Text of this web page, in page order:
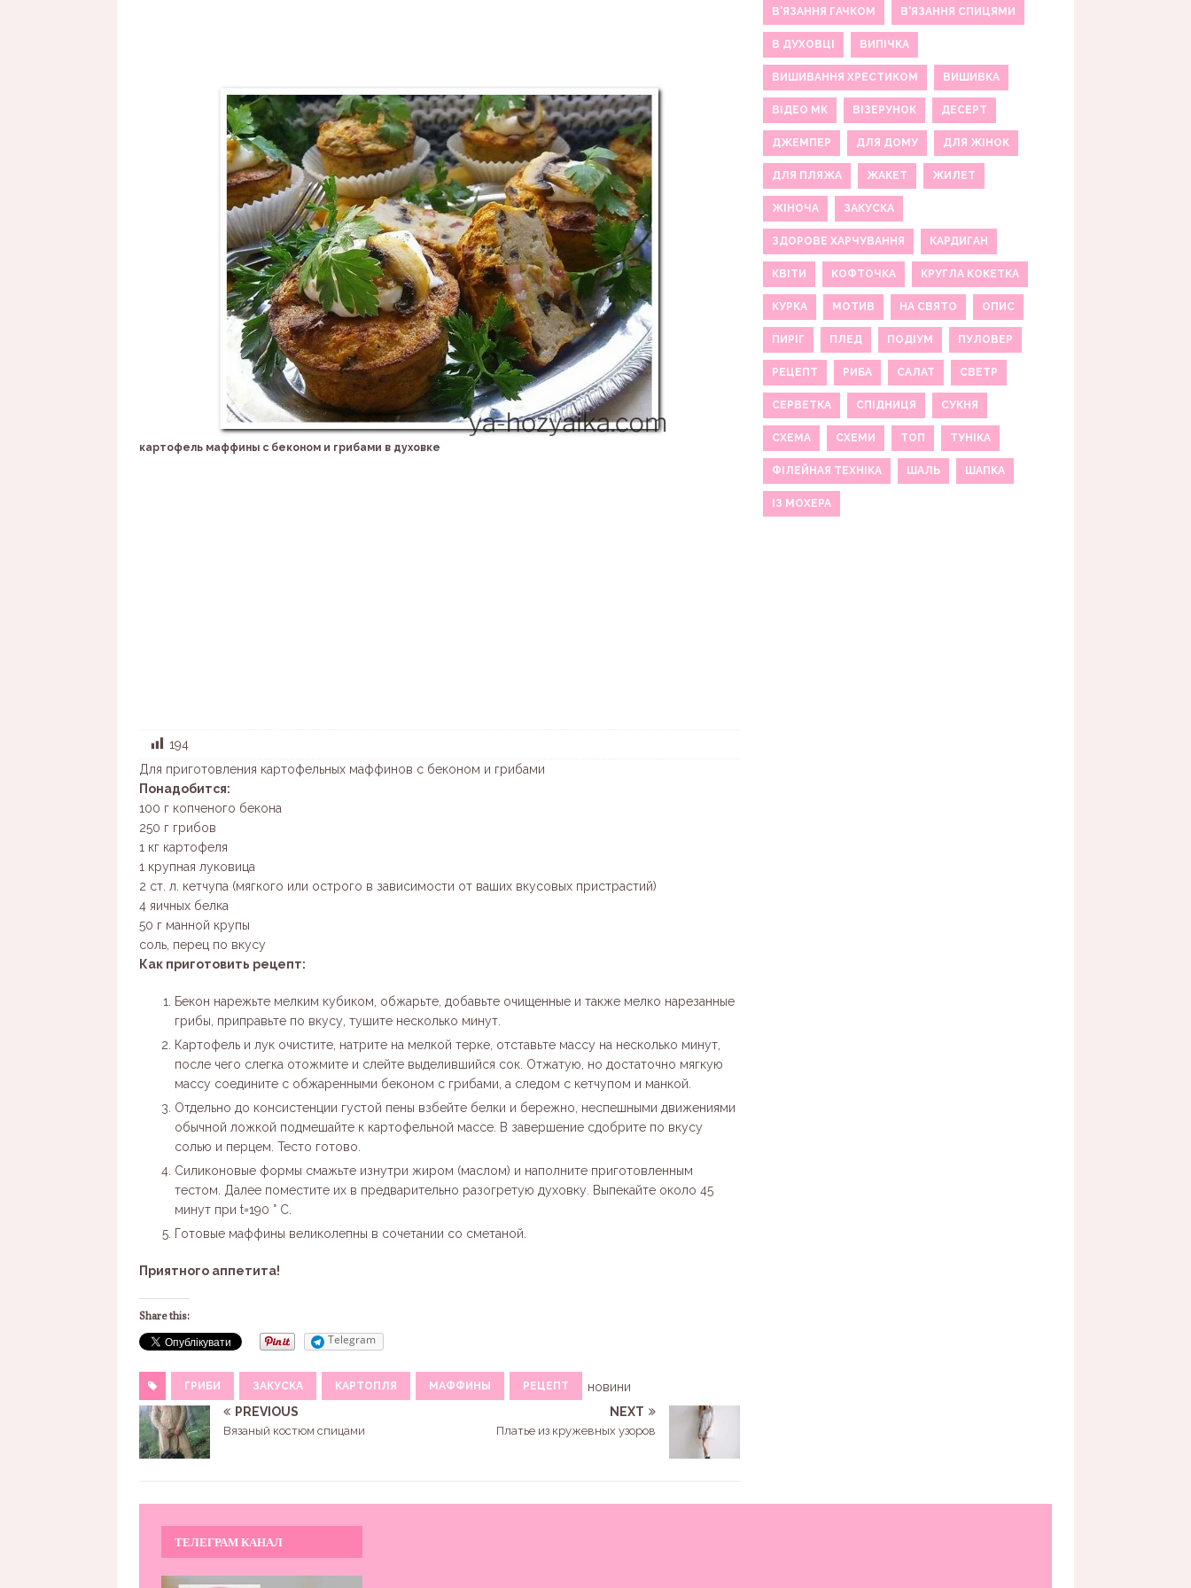
картофель маффины с беконом и грибами в духовке
194
Для приготовления картофельных маффинов с беконом и грибами
Понадобится:
100 г копченого бекона
250 г грибов
1 кг картофеля
1 крупная луковица
2 ст. л. кетчупа (мягкого или острого в зависимости от ваших вкусовых пристрастий)
4 яичных белка
50 г манной крупы
соль, перец по вкусу
Как приготовить рецепт:
Бекон нарежьте мелким кубиком, обжарьте, добавьте очищенные и также мелко нарезанные
грибы, приправьте по вкусу, тушите несколько минут.
Картофель и лук очистите, натрите на мелкой терке, отставьте массу на несколько минут,
после чего слегка отожмите и слейте выделившийся сок. Отжатую, но достаточно мягкую
массу соедините с обжаренными беконом с грибами, а следом с кетчупом и манкой.
Отдельно до консистенции густой пены взбейте белки и бережно, неспешными движениями
обычной ложкой подмешайте к картофельной массе. В завершение сдобрите по вкусу
солью и перцем. Тесто готово.
Силиконовые формы смажьте изнутри жиром (маслом) и наполните приготовленным
тестом. Далее поместите их в предварительно разогретую духовку. Выпекайте около 45
минут при t=190 ° C.
Готовые маффины великолепны в сочетании со сметаной.
Приятного аппетита!
Share this:
Telegram
ГРИБИ ЗАКУСКА КАРТОПЛЯ МАФФИНЫ РЕЦЕПТ
новини
PREVIOUS
Вязаный костюм спицами
NEXT
Платье из кружевных узоров
В'ЯЗАННЯ ГАЧКОМ В'ЯЗАННЯ СПИЦЯМИ
В ДУХОВЦІ ВИПІЧКА
ВИШИВАННЯ ХРЕСТИКОМ ВИШИВКА
ВІДЕО МК ВІЗЕРУНОК ДЕСЕРТ
ДЖЕМПЕР ДЛЯ ДОМУ ДЛЯ ЖІНОК
ДЛЯ ПЛЯЖА ЖАКЕТ ЖИЛЕТ
ЖІНОЧА ЗАКУСКА
ЗДОРОВЕ ХАРЧУВАННЯ КАРДИГАН
КВІТИ КОФТОЧКА КРУГЛА КОКЕТКА
КУРКА МОТИВ НА СВЯТО ОПИС
ПИРІГ ПЛЕД ПОДІУМ ПУЛОВЕР
РЕЦЕПТ РИБА САЛАТ СВЕТР
СЕРВЕТКА СПІДНИЦЯ СУКНЯ
СХЕМА СХЕМИ ТОП ТУНІКА
ФІЛЕЙНАЯ ТЕХНІКА ШАЛЬ ШАПКА
ІЗ МОХЕРА
ТЕЛЕГРАМ КАНАЛ